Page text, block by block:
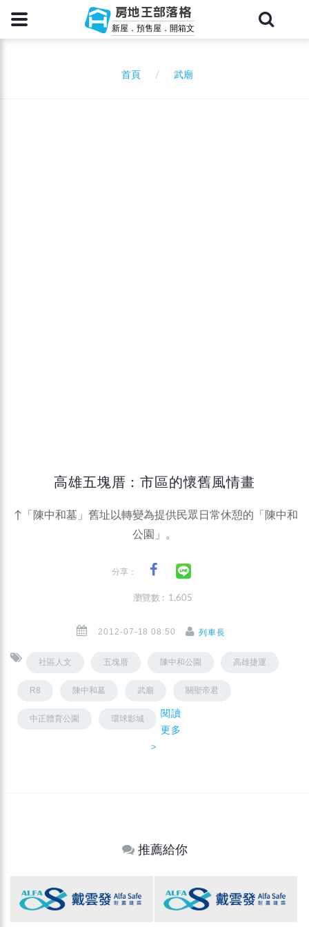
房地王部落格
新屋．預售屋．開箱文
首頁 武廟
高雄五塊厝：市區的懷舊風情畫
↑「陳中和墓」舊址以轉變為提供民眾日常休憩的「陳中和
公園」。
分享：
瀏覽數 : 1,605
2012-07-18 08:50 列車長
社區人文 五塊厝 陳中和公園 高雄捷運
R8 陳中和墓 武廟 關聖帝君
中正體育公園 環球影城
閱讀
更多
＞
推薦給你